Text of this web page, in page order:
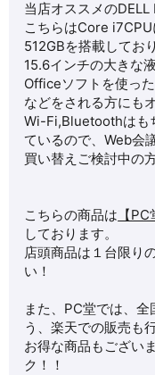
当店オススメの
こちらはCore
512GBを搭載してお
15.6インチの大きな
Officeソフトを使っ
などをされる方にも
Wi-Fi,Bluetoothはも
ているので、Web会
買い替えご検討中の
こちらの商品は 【
しております。
店頭商品は１台限り
い！
また、PC堂では、
う、楽天での販売も
お得な商品もござい
ク！！